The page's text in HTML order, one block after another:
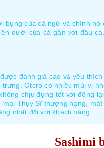
bụng của cá ngừ và chính
dưới của cá gần với đầu
đánh giá cao và yêu
trưng. Otoro có nhiều mùi vị
chịu đựng tốt với đông
mai Thụy Sĩ thượng hạng,
nhất đối với khách hàng
Sashimi